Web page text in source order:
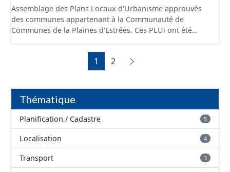
Assemblage des Plans Locaux d'Urbanisme approuvés
des communes appartenant à la Communauté de
Communes de la Plaines d'Estrées. Ces PLUi ont été
du CNIG et contiennent les pièces administratives, le
rapport de présentation, le PADD, les règlements écrits
et graphiques, les annexes, les OAP et les données
de ces données, il est rappelé que seuls les documents
papier font foi et sont opposables d'un point de vue
juridique.
1 2
Thématique
Planification / Cadastre 5
Localisation 4
Transport 3